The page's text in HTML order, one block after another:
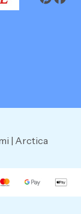
| Arctica